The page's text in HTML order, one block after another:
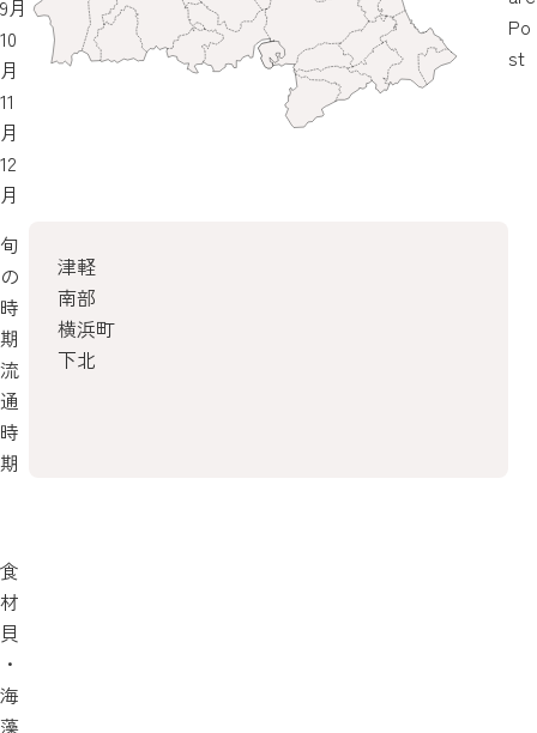
9月
10
月
11
月
12
月
旬
の
時
期
流
通
時
期
津軽
南部
横浜町
下北
食
材
貝
・
海
藻
Po
st